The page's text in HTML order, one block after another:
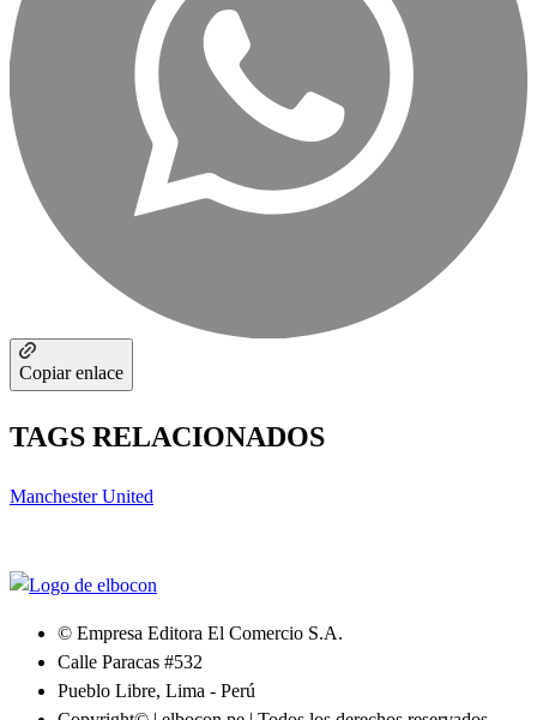
Copiar enlace
TAGS RELACIONADOS
Manchester United
© Empresa Editora El Comercio S.A.
Calle Paracas #532
Pueblo Libre, Lima - Perú